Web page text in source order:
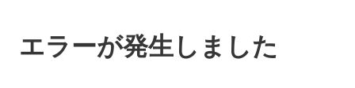
エラーが発生しました